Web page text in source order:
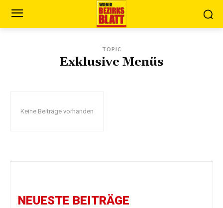
TOPIC
Exklusive Menüs
Keine Beiträge vorhanden
NEUESTE BEITRÄGE